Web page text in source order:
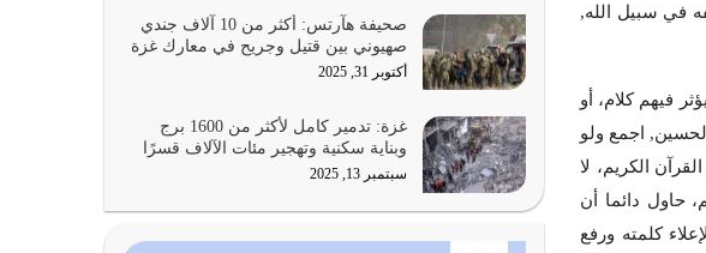
في سبيل الله,
فيهم كلام، أو
اجمع ولو
الكريم، لا
حاول دائما أن
كلمته ورفع
أراد الله لهذه الأمة ان تكون خير امة أخرجت للناس
بالنهوض بالأمر بالمعروف والنهي عن…
يوليو 25, 2026
الدين الذي شرعه الله لا يجوز أن يخضع لآرائنا وأهوائنا
واجتهاداتنا لأننا سنختلف ونتفرق
يوليو 24, 2026
صحيفة هآرتس: أكثر من 10 آلاف جندي
صهيوني بين قتيل وجريح في معارك غزة
أكتوبر 31, 2025
غزة: تدمير كامل لأكثر من 1600 برج
وبناية سكنية وتهجير مئات الآلاف قسرًا
سبتمبر 13, 2025